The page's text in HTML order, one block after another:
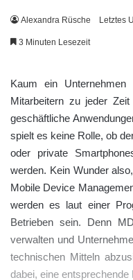
Alexandra Rüsche Letztes
3 Minuten Lesezeit
Kaum ein
Mitarbeitern zu jeder
geschäftliche
spielt es keine Rolle, ob
oder private
werden. Kein Wunder
Mobile Device
werden es laut einer
Betrieben sein. Denn
verwalten und
technischen Mitteln
dabei, eine